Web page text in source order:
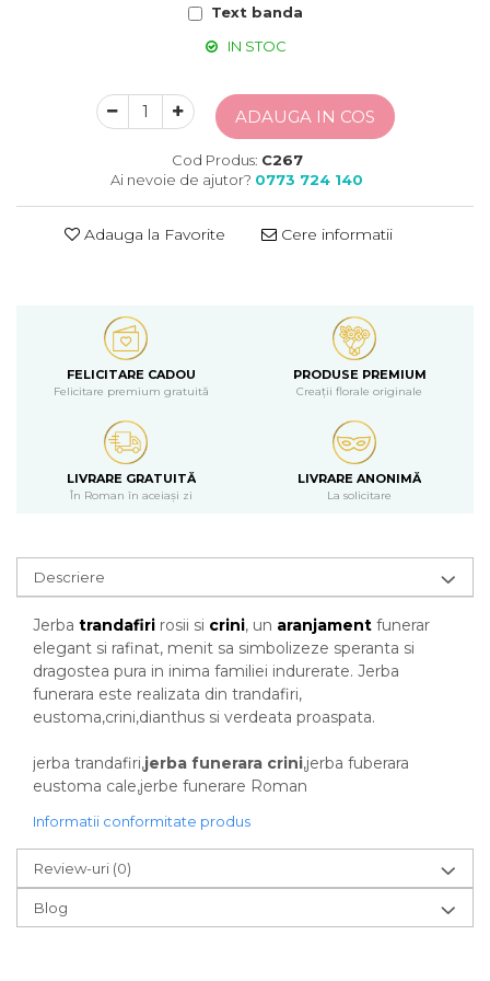
Text banda
IN STOC
ADAUGA IN COS
Cod Produs: C267
Ai nevoie de ajutor? 0773 724 140
Adauga la Favorite Cere informatii
FELICITARE CADOU
Felicitare premium gratuită
PRODUSE PREMIUM
Creații florale originale
LIVRARE GRATUITĂ
În Roman în aceiași zi
LIVRARE ANONIMĂ
La solicitare
Descriere
Jerba trandafiri rosii si crini, un aranjament funerar
elegant si rafinat, menit sa simbolizeze speranta si
dragostea pura in inima familiei indurerate. Jerba
funerara este realizata din trandafiri,
eustoma,crini,dianthus si verdeata proaspata.
jerba trandafiri,jerba funerara crini,jerba fuberara
eustoma cale,jerbe funerare Roman
Informatii conformitate produs
Review-uri (0)
Blog